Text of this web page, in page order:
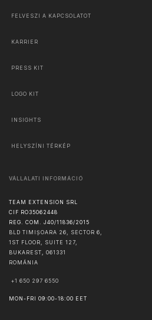
FELVESZI A KAPCSOLATOT
KARRIER
PRESS KIT
LOGO KIT
INSIGHTS
HELYSZÍNI TÉRKÉP
VÁLLALATI INFORMÁCIÓ
TEAM EXTENSION SRL
CIF RO35062448
REG. COM. J40/11836/2015
BLD TIMIȘOARA 26, SECTOR 6,
1ST FLOOR, SUITE 127,
BUKAREST
061331
ROMÁNIA
+1 650 297 6550
MON-FRI 09:00-18:00 EET